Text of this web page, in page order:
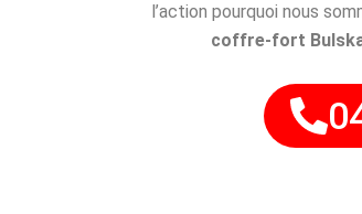
l’action pourquoi nous
coffre-fort